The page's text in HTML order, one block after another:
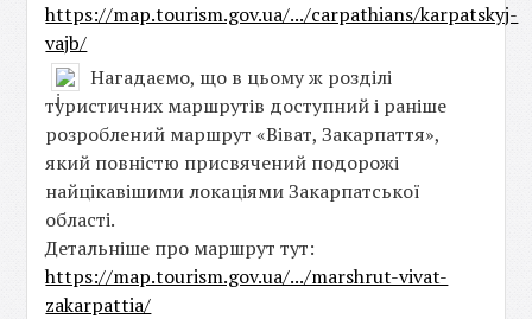
https://map.tourism.gov.ua/.../carpathians/karpatskyj-
vajb/
Нагадаємо, що в цьому ж розділі
туристичних маршрутів доступний і раніше
розроблений маршрут «Віват, Закарпаття»,
який повністю присвячений подорожі
найцікавішими локаціями Закарпатської
області.
Детальніше про маршрут тут:
https://map.tourism.gov.ua/.../marshrut-vivat-
zakarpattia/